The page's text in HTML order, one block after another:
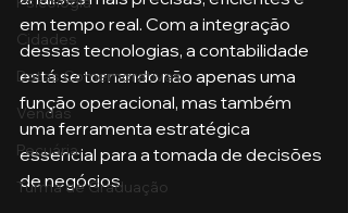
Cidades
Datas Comemorativas
Vendas
Pecuária
Turma de Graduação
em tempo real. Com a integração
dessas tecnologias, a contabilidade
está se tornando não apenas uma
função operacional, mas também
uma ferramenta estratégica
essencial para a tomada de decisões
de negócios.